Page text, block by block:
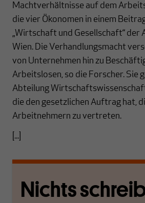
Machtverhältnisse auf dem
die vier Ökonomen in einem
„Wirtschaft und Gesellschaft“ der
Wien. Die Verhandlungsmacht
von Unternehmen hin zu
Arbeitslosen, so die Forscher. Sie
Abteilung
die den gesetzlichen Auftrag hat,
Arbeitnehmern zu vertreten.
[...]
Nichts